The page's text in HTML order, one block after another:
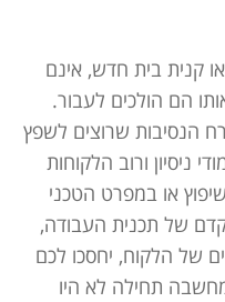
קנית בית חדש, אינם
הם הולכים לעבור.
הנסיבות שרוצים לשפץ
ניסיון ורוב הלקוחות
או במפרט הטכני
של תכנית העבודה,
של הלקוח, יחסכו לכם
תחילה לא היו